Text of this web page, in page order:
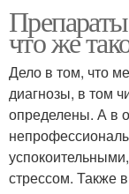
что же
Дело в том, что
диагнозы, в том
определены. А в
стрессом. Также